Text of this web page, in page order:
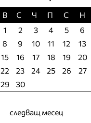
В С Ч П С
Н
1
2 3 4 5
6
8 9 10 11 12
13
15 16 17 18 19
20
22 23 24 25 26
27
29 30
следващ месец